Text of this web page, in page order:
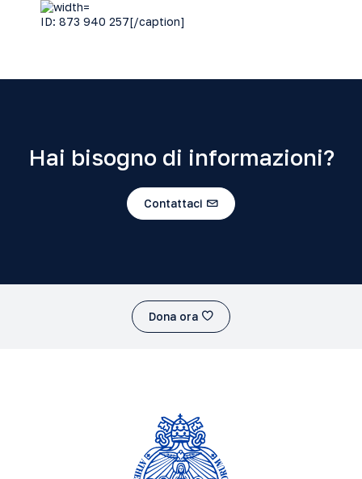
ID: 873 940 257[/caption]
Hai bisogno di informazioni?
Contattaci
Dona ora